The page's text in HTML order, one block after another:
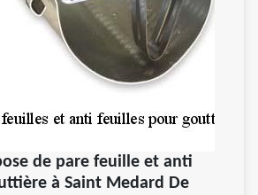
de pare feuille et anti
à Saint Medard De